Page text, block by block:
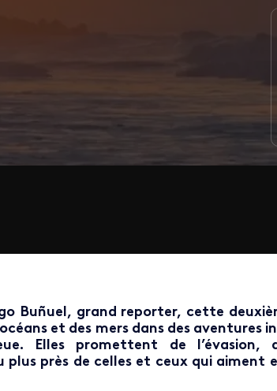
Buñuel, grand reporter, cette
océans et des mers dans des aventures
Elles promettent de l’évasion,
plus près de celles et ceux qui